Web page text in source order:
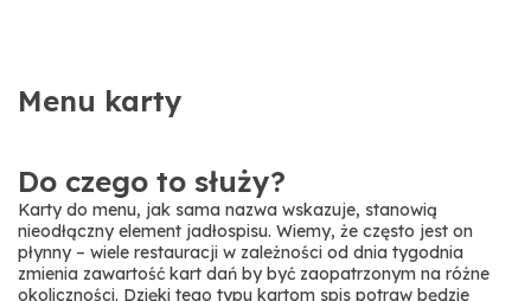
Menu karty
Do czego to służy?
Karty do menu, jak sama nazwa wskazuje, stanowią
nieodłączny element jadłospisu. Wiemy, że często jest on
płynny – wiele restauracji w zależności od dnia tygodnia
zmienia zawartość kart dań by być zaopatrzonym na różne
okoliczności. Dzięki tego typu kartom spis potraw będzie